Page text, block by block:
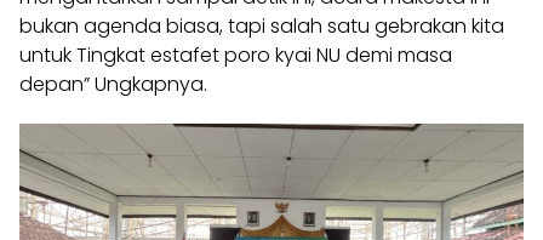
bukan agenda biasa, tapi salah satu gebrakan kita
untuk Tingkat estafet poro kyai NU demi masa
depan” Ungkapnya.